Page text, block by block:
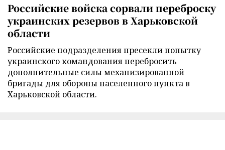
Российские войска сорвали переброску
украинских резервов в Харьковской
области
Российские подразделения пресекли попытку
украинского командования перебросить
дополнительные силы механизированной
бригады для обороны населенного пункта в
Харьковской области.